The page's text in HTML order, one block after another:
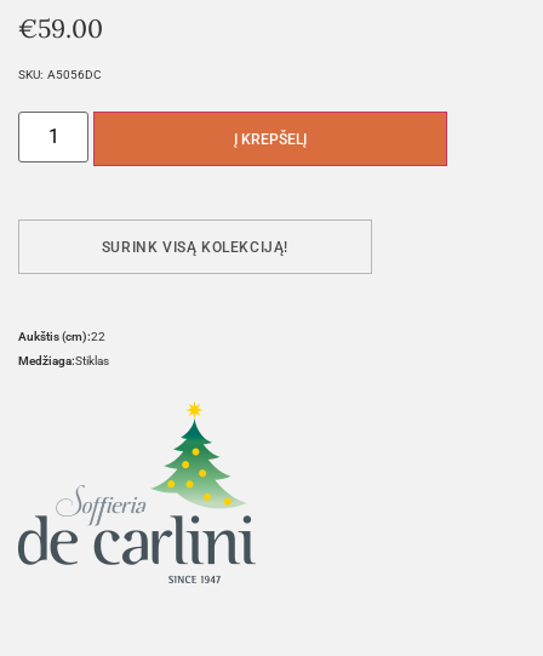
€59.00
SKU: A5056DC
Į KREPŠELĮ
SURINK VISĄ KOLEKCIJĄ!
Aukštis (cm):22
Medžiaga:Stiklas